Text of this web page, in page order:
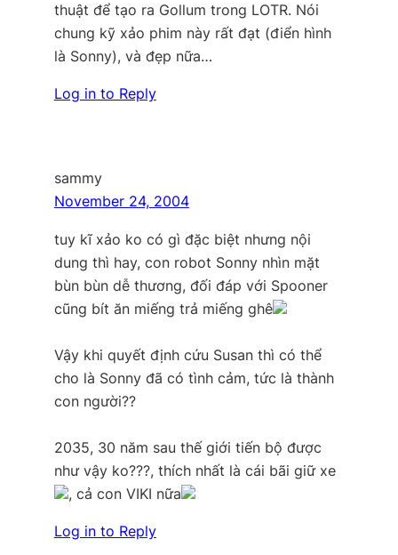
thuật để tạo ra Gollum trong LOTR. Nói
chung kỹ xảo phim này rất đạt (điển hình
là Sonny), và đẹp nữa…
Log in to Reply
sammy
November 24, 2004
tuy kĩ xảo ko có gì đặc biệt nhưng nội
dung thì hay, con robot Sonny nhìn mặt
bùn bùn dễ thương, đối đáp với Spooner
cũng bít ăn miếng trả miếng ghê
Vậy khi quyết định cứu Susan thì có thể
cho là Sonny đã có tình cảm, tức là thành
con người??
2035, 30 năm sau thế giới tiến bộ được
như vậy ko???, thích nhất là cái bãi giữ xe
, cả con VIKI nữa
Log in to Reply